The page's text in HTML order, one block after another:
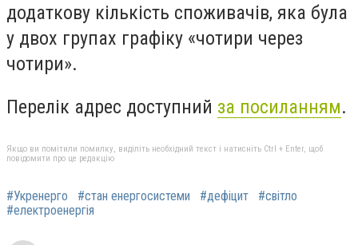
додаткову кількість споживачів, яка була
у двох групах графіку «чотири через
чотири».
Перелік адрес доступний за посиланням.
Якщо ви помітили помилку, виділіть необхідний текст і натисніть Ctrl + Enter, щоб
повідомити про це редакцію
#Укренерго #стан енергосистеми #дефіцит
#світло
#електроенергія